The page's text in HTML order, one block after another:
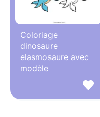
Coloriage
dinosaure
elasmosaure avec
modèle